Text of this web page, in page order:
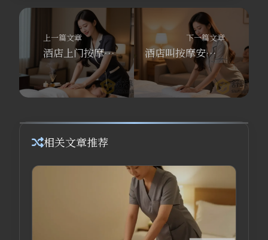
上一篇文章
酒店上门按摩安全吗？养生SPA项目怎么挑？100 米附近按摩认准舒养到家按摩
下一篇文章
酒店叫按摩安全吗？从100米附近按摩到酒店上门，舒养到家极速上门
相关文章推荐